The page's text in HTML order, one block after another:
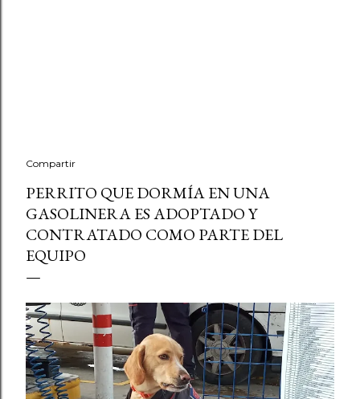
Compartir
PERRITO QUE DORMÍA EN UNA
GASOLINERA ES ADOPTADO Y
CONTRATADO COMO PARTE DEL
EQUIPO